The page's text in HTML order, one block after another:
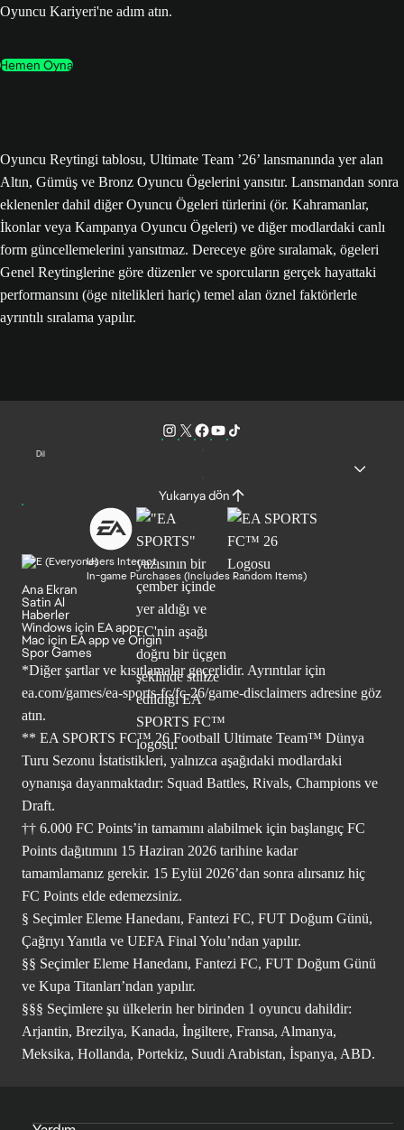
Oyuncu Kariyeri'ne adım atın.
Hemen Oyna
Oyuncu Reytingi tablosu, Ultimate Team ’26’ lansmanında yer alan
Altın, Gümüş ve Bronz Oyuncu Ögelerini yansıtır. Lansmandan sonra
eklenenler dahil diğer Oyuncu Ögeleri türlerini (ör. Kahramanlar,
İkonlar veya Kampanya Oyuncu Ögeleri) ve diğer modlardaki canlı
form güncellemelerini yansıtmaz. Dereceye göre sıralamak, ögeleri
Genel Reytinglerine göre düzenler ve sporcuların gerçek hayattaki
performansını (öge nitelikleri hariç) temel alan öznel faktörlerle
ayrıntılı sıralama yapılır.
Dil
Yukarıya dön
Users Interact
In-game Purchases (Includes Random Items)
Ana Ekran
Satin Al
Haberler
Windows için EA app
Mac için EA app ve Origin
Spor Games
*Diğer şartlar ve kısıtlamalar geçerlidir. Ayrıntılar için
ea.com/games/ea-sports-fc/fc-26/game-disclaimers adresine göz
atın.
** EA SPORTS FC™ 26 Football Ultimate Team™ Dünya
Turu Sezonu İstatistikleri, yalnızca aşağıdaki modlardaki
oynanışa dayanmaktadır: Squad Battles, Rivals, Champions ve
Draft.
†† 6.000 FC Points’in tamamını alabilmek için başlangıç FC
Points dağıtımını 15 Haziran 2026 tarihine kadar
tamamlamanız gerekir. 15 Eylül 2026’dan sonra alırsanız hiç
FC Points elde edemezsiniz.
§ Seçimler Eleme Hanedanı, Fantezi FC, FUT Doğum Günü,
Çağrıyı Yanıtla ve UEFA Final Yolu’ndan yapılır.
§§ Seçimler Eleme Hanedanı, Fantezi FC, FUT Doğum Günü
ve Kupa Titanları’ndan yapılır.
§§§ Seçimlere şu ülkelerin her birinden 1 oyuncu dahildir:
Arjantin, Brezilya, Kanada, İngiltere, Fransa, Almanya,
Meksika, Hollanda, Portekiz, Suudi Arabistan, İspanya, ABD.